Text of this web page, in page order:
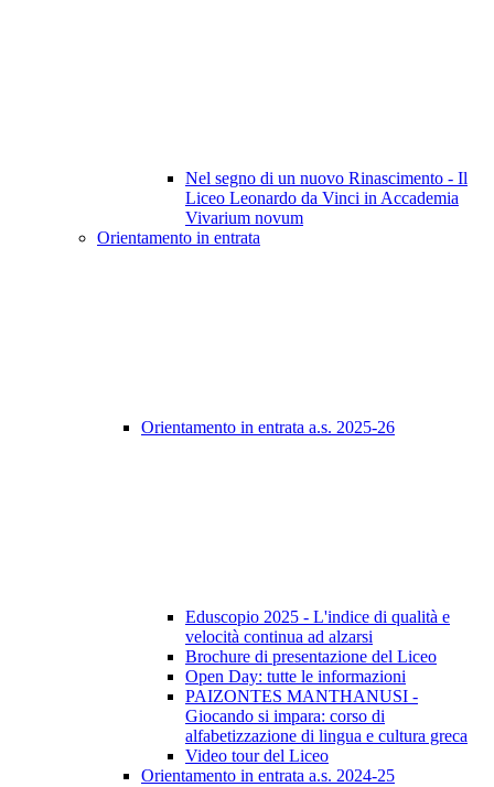
Nel segno di un nuovo Rinascimento - Il
Liceo Leonardo da Vinci in Accademia
Vivarium novum
Orientamento in entrata
Orientamento in entrata a.s. 2025-26
Eduscopio 2025 - L'indice di qualità e
velocità continua ad alzarsi
Brochure di presentazione del Liceo
Open Day: tutte le informazioni
PAIZONTES MANTHANUSI -
Giocando si impara: corso di
alfabetizzazione di lingua e cultura greca
Video tour del Liceo
Orientamento in entrata a.s. 2024-25